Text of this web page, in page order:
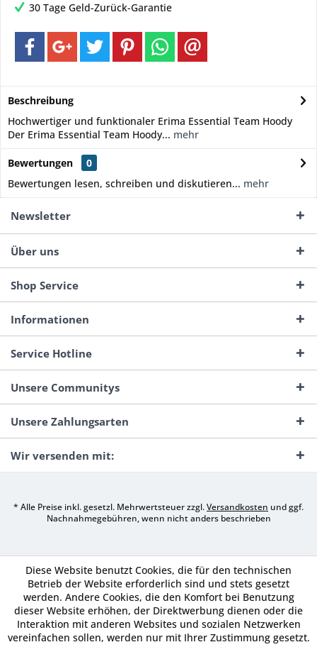
30 Tage Geld-Zurück-Garantie
Beschreibung
Hochwertiger und funktionaler Erima Essential Team Hoody
Der Erima Essential Team Hoody... mehr
Bewertungen
0
Bewertungen lesen, schreiben und diskutieren... mehr
Newsletter
Über uns
Shop Service
Informationen
Service Hotline
Unsere Communitys
Unsere Zahlungsarten
Wir versenden mit:
* Alle Preise inkl. gesetzl. Mehrwertsteuer zzgl.Versandkosten und ggf.
Nachnahmegebühren, wenn nicht anders beschrieben
Diese Website benutzt Cookies, die für den technischen
Betrieb der Website erforderlich sind und stets gesetzt
werden. Andere Cookies, die den Komfort bei Benutzung
dieser Website erhöhen, der Direktwerbung dienen oder die
Interaktion mit anderen Websites und sozialen Netzwerken
vereinfachen sollen, werden nur mit Ihrer Zustimmung gesetzt.